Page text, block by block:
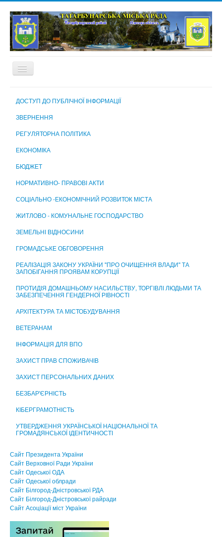
КОМУНАЛЬНІ ПІДПРИЄМСТВА, УСТАНОВИ ТА ЗАКЛАДИ
МІСЬКА ВИБОРЧА КОМІСІЯ
ЦЕНТР НАДАННЯ АДМІНІСТРАТИВНИХ ПОСЛУГ
ДОСТУП ДО ПУБЛІЧНОЇ ІНФОРМАЦІЇ
ЗВЕРНЕННЯ
РЕГУЛЯТОРНА ПОЛІТИКА
ЕКОНОМІКА
БЮДЖЕТ
НОРМАТИВНО- ПРАВОВІ АКТИ
СОЦІАЛЬНО -ЕКОНОМІЧНИЙ РОЗВИТОК МІСТА
ЖИТЛОВО - КОМУНАЛЬНЕ ГОСПОДАРСТВО
ЗЕМЕЛЬНІ ВІДНОСИНИ
ГРОМАДСЬКЕ ОБГОВОРЕННЯ
РЕАЛІЗАЦІЯ ЗАКОНУ УКРАЇНИ "ПРО ОЧИЩЕННЯ ВЛАДИ" ТА
ЗАПОБІГАННЯ ПРОЯВАМ КОРУПЦІЇ
ПРОТИДІЯ ДОМАШНЬОМУ НАСИЛЬСТВУ, ТОРГІВЛІ ЛЮДЬМИ ТА
ЗАБЕЗПЕЧЕННЯ ГЕНДЕРНОЇ РІВНОСТІ
АРХІТЕКТУРА ТА МІСТОБУДУВАННЯ
ВЕТЕРАНАМ
ІНФОРМАЦІЯ ДЛЯ ВПО
ЗАХИСТ ПРАВ СПОЖИВАЧІВ
ЗАХИСТ ПЕРСОНАЛЬНИХ ДАНИХ
БЕЗБАР'ЄРНІСТЬ
КІБЕРГРАМОТНІСТЬ
УТВЕРДЖЕННЯ УКРАЇНСЬКОЇ НАЦІОНАЛЬНОЇ ТА
ГРОМАДЯНСЬКОЇ ІДЕНТИЧНОСТІ
Сайт Президента України
Сайт Верховної Ради України
Сайт Одеської ОДА
Сайт Одеської облради
Сайт Білгород-Дністровської РДА
Сайт Білгород-Дністровської райради
Сайт Асоцiацiї мiст України